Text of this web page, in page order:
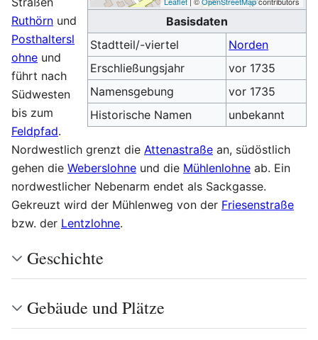
Basisdaten
Stadtteil/-viertel
Norden
Erschließungsjahr
vor 1735
Namensgebung
vor 1735
Historische Namen
unbekannt
Ruthörn und
Posthaltersl
ohne und
führt nach
Südwesten
bis zum
Feldpfad.
Nordwestlich grenzt die Attenastraße an, südöstlich
gehen die Weberslohne und die Mühlenlohne ab. Ein
nordwestlicher Nebenarm endet als Sackgasse.
Gekreuzt wird der Mühlenweg von der Friesenstraße
bzw. der Lentzlohne.
Geschichte
Gebäude und Plätze